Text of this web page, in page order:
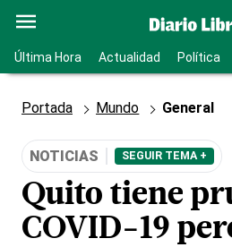
Última Hora Actualidad Política
Portada Mundo General
NOTICIAS SEGUIR TEMA +
Quito tiene
COVID-19